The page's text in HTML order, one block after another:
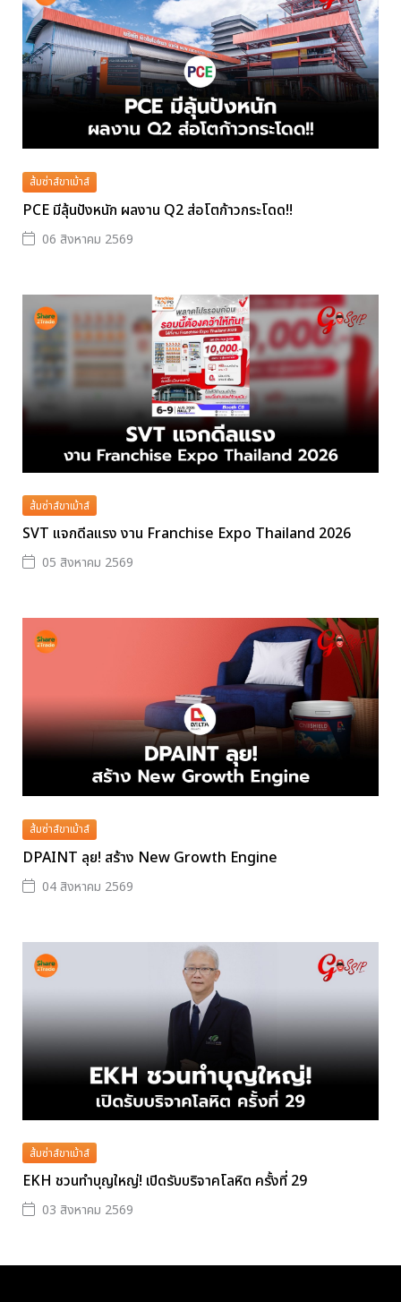
ส้มซ่าส์ขาเม้าส์
PCE มีลุ้นปังหนัก ผลงาน Q2 ส่อโตก้าวกระโดด!!
06 สิงหาคม 2569
ส้มซ่าส์ขาเม้าส์
SVT แจกดีลแรง งาน Franchise Expo Thailand 2026
05 สิงหาคม 2569
ส้มซ่าส์ขาเม้าส์
DPAINT ลุย! สร้าง New Growth Engine
04 สิงหาคม 2569
ส้มซ่าส์ขาเม้าส์
EKH ชวนทำบุญใหญ่! เปิดรับบริจาคโลหิต ครั้งที่ 29
03 สิงหาคม 2569